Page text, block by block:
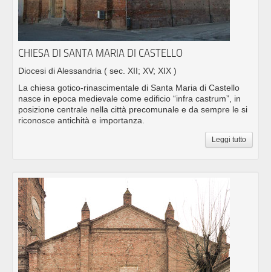
CHIESA DI SANTA MARIA DI CASTELLO
Diocesi di Alessandria ( sec. XII; XV; XIX )
La chiesa gotico-rinascimentale di Santa Maria di Castello
nasce in epoca medievale come edificio “infra castrum”, in
posizione centrale nella città precomunale e da sempre le si
riconosce antichità e importanza.
Leggi tutto